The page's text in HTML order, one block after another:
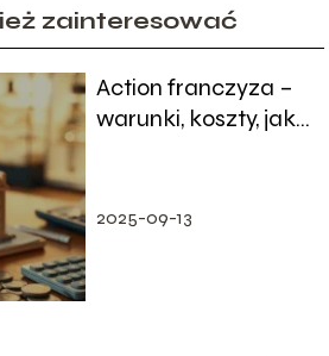
zainteresować
Action franczyza –
warunki, koszty, jak
2025-09-13